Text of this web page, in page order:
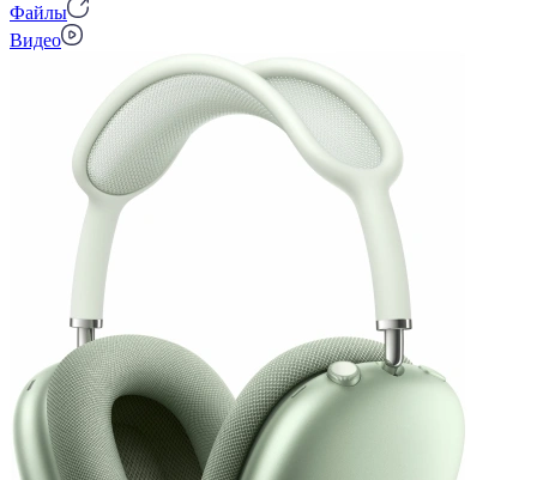
Файлы
Видео